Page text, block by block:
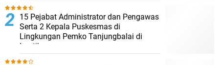
15 Pejabat Administrator dan Pengawas
Serta 2 Kepala Puskesmas di
Lingkungan Pemko Tanjungbalai di
Lantik